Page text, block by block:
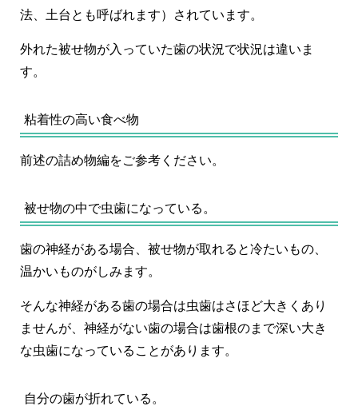
法、土台とも呼ばれます）されています。
外れた被せ物が入っていた歯の状況で状況は違いま
す。
粘着性の高い食べ物
前述の詰め物編をご参考ください。
被せ物の中で虫歯になっている。
歯の神経がある場合、被せ物が取れると冷たいもの、
温かいものがしみます。
そんな神経がある歯の場合は虫歯はさほど大きくあり
ませんが、神経がない歯の場合は歯根のまで深い大き
な虫歯になっていることがあります。
自分の歯が折れている。